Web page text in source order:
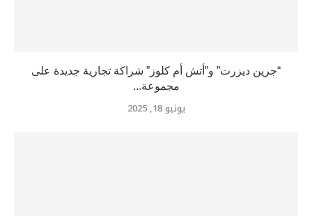
“جرين ديزرت” و”أتش أم كلوز” شراكة تجارية جديدة على
مجموعة...
يونيو 18, 2025